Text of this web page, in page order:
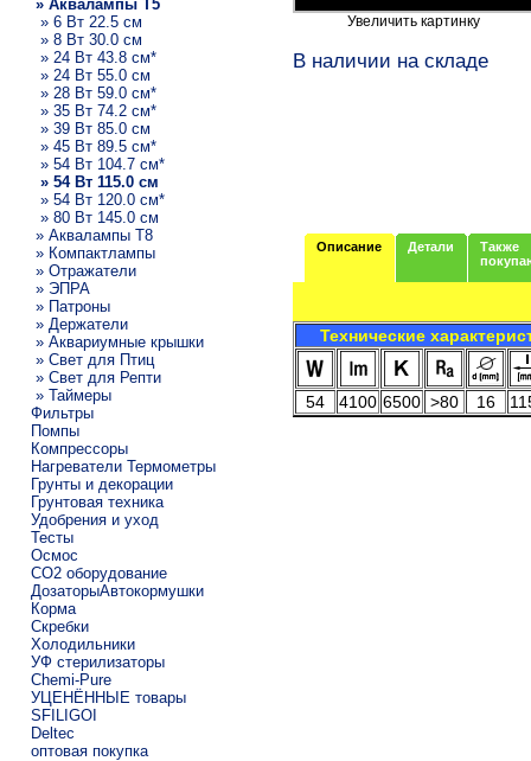
» Аквалампы T5
» 6 Вт 22.5 см
» 8 Вт 30.0 см
» 24 Вт 43.8 см*
» 24 Вт 55.0 см
» 28 Вт 59.0 см*
» 35 Вт 74.2 см*
» 39 Вт 85.0 см
» 45 Вт 89.5 см*
» 54 Вт 104.7 см*
» 54 Вт 115.0 см
» 54 Вт 120.0 см*
» 80 Вт 145.0 см
» Аквалампы T8
» Компактлампы
» Отражатели
» ЭПРА
» Патроны
» Держатели
» Аквариумные крышки
» Свет для Птиц
» Свет для Репти
» Таймеры
Фильтры
Помпы
Компрессоры
Нагреватели Термометры
Грунты и декорации
Грунтовая техника
Удобрения и уход
Тесты
Осмос
CO2 оборудование
ДозаторыАвтокормушки
Корма
Скребки
Холодильники
УФ стерилизаторы
Chemi-Pure
УЦЕНЁННЫЕ товары
SFILIGOI
Deltec
оптовая покупка
Увеличить картинку
В наличии на складе
Описание Детали
Также
Технические
54 4100 6500 >80 16